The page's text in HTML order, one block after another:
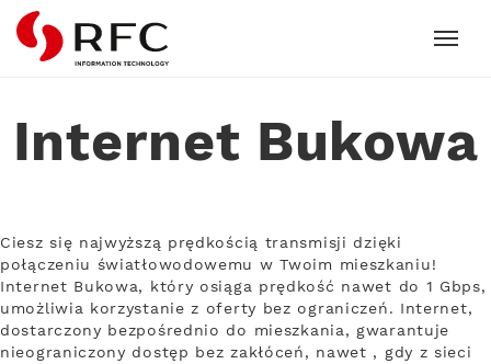
RFC
Internet Bukowa
Ciesz się najwyższą prędkością transmisji dzięki
połączeniu światłowodowemu w Twoim mieszkaniu!
Internet Bukowa, który osiąga prędkość nawet do 1 Gbps,
umożliwia korzystanie z oferty bez ograniczeń. Internet,
dostarczony bezpośrednio do mieszkania, gwarantuje
nieograniczony dostęp bez zakłóceń, nawet , gdy z sieci